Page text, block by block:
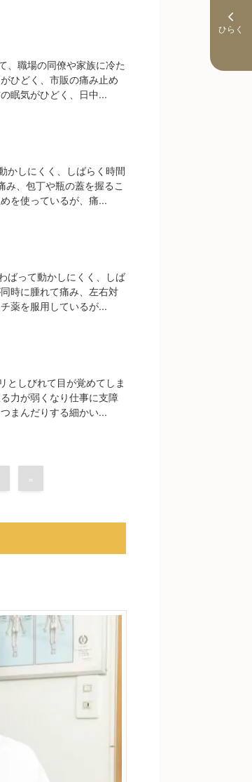
、職場の同僚や家族に冷た
ひどく、市販の痛み止め
眠気がひどく、日中...
かしにくく、しばらく時間
、包丁や瓶の蓋を握るこ
を使っているが、痛...
ばって動かしにくく、しば
時に腫れて痛み、左右対
薬を服用しているが...
としびれて目が覚めてしま
力が弱くなり仕事に支障
まんだりする細かい...
»